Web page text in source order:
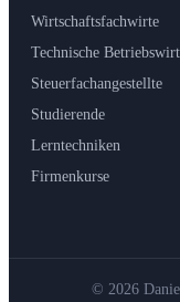
Wirtschaftsfachwirte
Technische
Steuerfachangestellte
Studierende
Lerntechniken
Firmenkurse
© 2026